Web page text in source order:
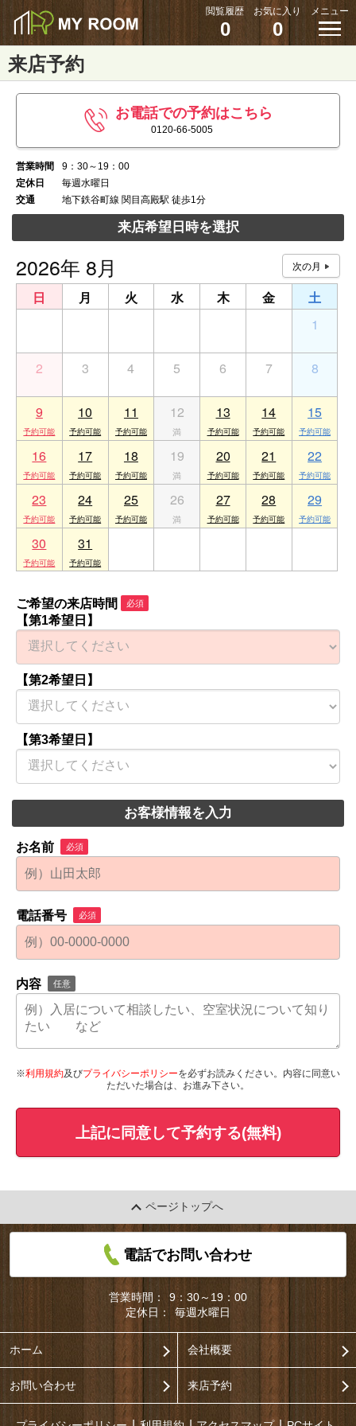
閲覧履歴
0
お気に入り
0
メニュー
来店予約
お電話での予約はこちら
0120-66-5005
営業時間
9：30～19：00
定休日
毎週水曜日
交通
地下鉄谷町線 関目高殿駅 徒歩1分
来店希望日時を選択
2026年 8月
日 月 火 水 木 金
土
1
2 3 4 5 6 7 8
9 10 11 12 13 14 15
16 17 18 19 20 21 22
23 24 25 26 27 28 29
30 31
ご希望の来店時間 必須
【第1希望日】
【第2希望日】
【第3希望日】
お客様情報を入力
お名前 必須
電話番号 必須
内容 任意
※利用規約及びプライバシーポリシーを必ずお読みください。内容に同意い
ただいた場合は、お進み下さい。
上記に同意して予約する(無料)
ページトップへ
電話でお問い合わせ
営業時間：
9：30～19：00
定休日：
毎週水曜日
ホーム 会社概要
お問い合わせ 来店予約